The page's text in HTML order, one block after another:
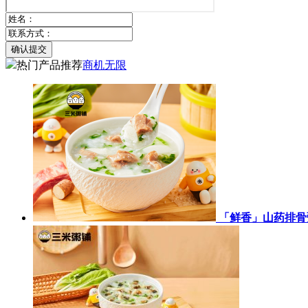
确认提交
热门产品推荐商机无限
「鲜香」山药排